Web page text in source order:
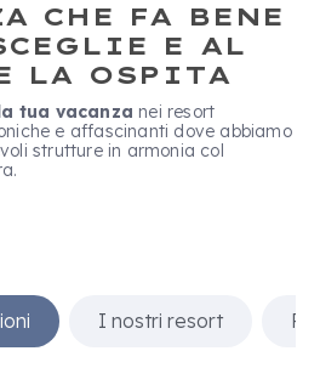
CHE FA BENE
E AL
LA OSPITA
tua vacanza nei resort
e affascinanti dove abbiamo
strutture in armonia col
I nostri resort